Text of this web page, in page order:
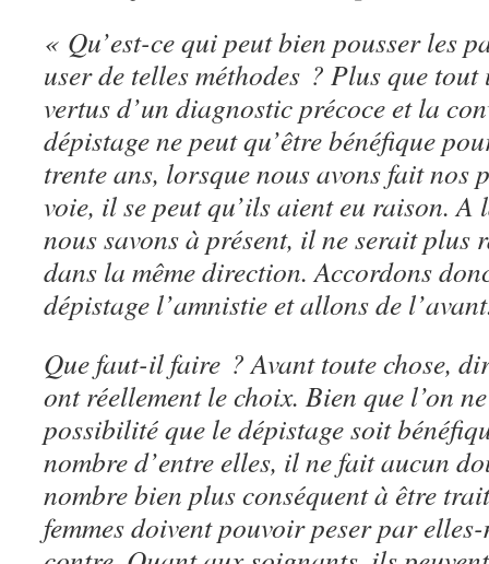
« Qu’est-ce qui peut bien pousser les
user de telles méthodes ? Plus que
vertus d’un diagnostic précoce et la
dépistage ne peut qu’être bénéfique
trente ans, lorsque nous avons fait nos
voie, il se peut qu’ils aient eu raison. A
nous savons à présent, il ne serait
dans la même direction. Accordons
dépistage l’amnistie et allons de
Que faut-il faire ? Avant toute chose,
ont réellement le choix. Bien que l’on
possibilité que le dépistage soit
nombre d’entre elles, il ne fait aucun
nombre bien plus conséquent à être
femmes doivent pouvoir peser par